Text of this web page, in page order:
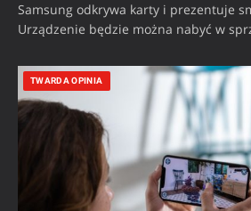
Samsung odkrywa karty i prezentuje
Urządzenie będzie można nabyć w
TWARDA OPINIA